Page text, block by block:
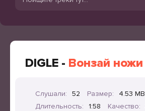
DIGLE - Вонзай ножи
Слушали: 52 Размер:
4.53 MB
Длительность:
1:58 Качество: